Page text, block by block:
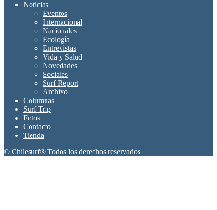
Noticias
Eventos
Internacional
Nacionales
Ecología
Entrevistas
Vida y Salud
Novedades
Sociales
Surf Report
Archivo
Columnas
Surf Trip
Fotos
Contacto
Tienda
© Chilesurf® Todos los derechos reservados